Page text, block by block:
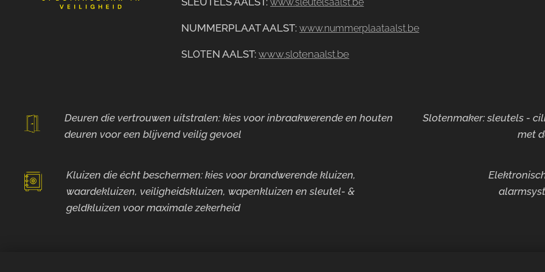
NUMMERPLAAT AALST:www.nummerplaataalst.be
SLOTEN AALST: www.slotenaalst.be
Deuren die vertrouwen uitstralen: kies voor inbraakwerende en houten
deuren vooreen blijvend veilig gevoel
Slotenmaker: sleutels -
met
Kluizen die écht beschermen: kies voor brandwerende kluizen,
waardekluizen, veiligheidskluizen, wapenkluizen en sleutel- &
geldkluizen voor maximale zekerheid